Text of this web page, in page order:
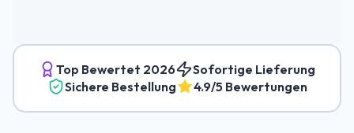
Top Bewertet 2026
Sofortige Lieferung
Sichere Bestellung
4.9/5 Bewertungen